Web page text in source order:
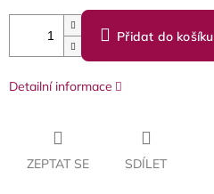
Přidat do košíku
Detailní informace
ZEPTAT SE SDÍLET